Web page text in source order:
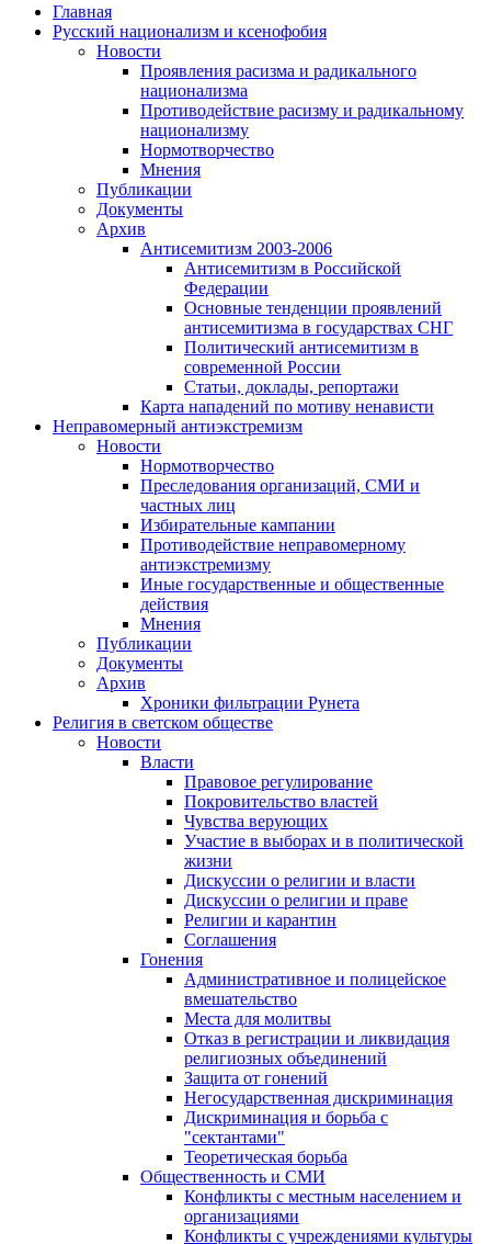
Главная
Русский национализм и ксенофобия
Новости
Проявления расизма и радикального
национализма
Противодействие расизму и радикальному
национализму
Нормотворчество
Мнения
Публикации
Документы
Архив
Антисемитизм 2003-2006
Антисемитизм в Российской
Федерации
Основные тенденции проявлений
антисемитизма в государствах СНГ
Политический антисемитизм в
современной России
Статьи, доклады, репортажи
Карта нападений по мотиву ненависти
Неправомерный антиэкстремизм
Новости
Нормотворчество
Преследования организаций, СМИ и
частных лиц
Избирательные кампании
Противодействие неправомерному
антиэкстремизму
Иные государственные и общественные
действия
Мнения
Публикации
Документы
Архив
Хроники фильтрации Рунета
Религия в светском обществе
Новости
Власти
Правовое регулирование
Покровительство властей
Чувства верующих
Участие в выборах и в политической
жизни
Дискуссии о религии и власти
Дискуссии о религии и праве
Религии и карантин
Соглашения
Гонения
Административное и полицейское
вмешательство
Места для молитвы
Отказ в регистрации и ликвидация
религиозных объединений
Защита от гонений
Негосударственная дискриминация
Дискриминация и борьба с
"сектантами"
Теоретическая борьба
Общественность и СМИ
Конфликты с местным населением и
организациями
Конфликты с учреждениями культуры